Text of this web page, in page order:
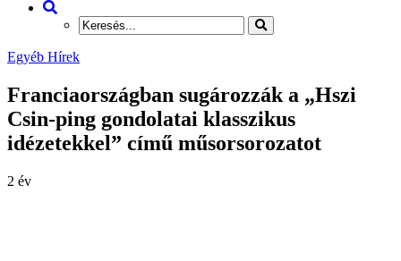
Egyéb Hírek
Franciaországban sugározzák a „Hszi
Csin-ping gondolatai klasszikus
idézetekkel” című műsorsorozatot
2 év